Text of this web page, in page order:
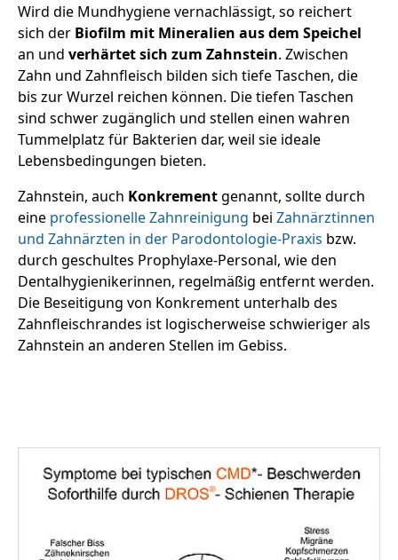
Wird die Mundhygiene vernachlässigt, so reichert
sich der Biofilm mit Mineralien aus dem Speichel
an und verhärtet sich zum Zahnstein. Zwischen
Zahn und Zahnfleisch bilden sich tiefe Taschen, die
bis zur Wurzel reichen können. Die tiefen Taschen
sind schwer zugänglich und stellen einen wahren
Tummelplatz für Bakterien dar, weil sie ideale
Lebensbedingungen bieten.
Zahnstein, auch Konkrementgenannt, sollte durch
eine professionelle Zahnreinigung bei Zahnärztinnen
und Zahnärzten in der Parodontologie-Praxis bzw.
durch geschultes Prophylaxe-Personal, wie den
Dentalhygienikerinnen, regelmäßig entfernt werden.
Die Beseitigung von Konkrement unterhalb des
Zahnfleischrandes ist logischerweise schwieriger als
Zahnstein an anderen Stellen im Gebiss.